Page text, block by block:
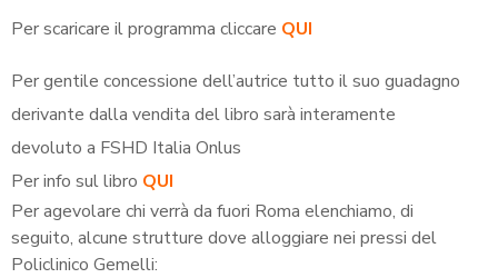
Per scaricare il programma cliccare QUI
Per gentile concessione dell’autrice tutto il suo guadagno
derivante dalla vendita del libro sarà interamente
devoluto a FSHD Italia Onlus
Per info sul libro QUI
Per agevolare chi verrà da fuori Roma elenchiamo, di
seguito, alcune strutture dove alloggiare nei pressi del
Policlinico Gemelli: